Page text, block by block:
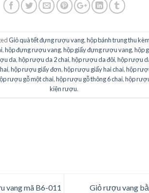
Giỏ quà tết đựng rượu vang,hộp bánh trung thu
,hộp đựng rượu vang,hộp giấy đựng rượu vang,hộp
da,hộp rượu da 2 chai,hộp rượu da đôi,hộp rượu
,hộp rượu giấy đơn,hộp rượu giấy hai chai,hộp
rượu gỗ một chai,hộp rượu gỗ thông 6 chai,hộp
kiện rượu.
vang mã B6-011 Giỏ rượu vang